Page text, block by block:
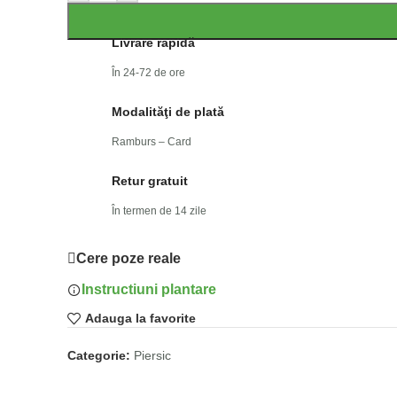
Livrare rapidă
În 24-72 de ore
Modalităţi de plată
Ramburs – Card
Retur gratuit
În termen de 14 zile
Cere poze reale
Instructiuni plantare
Adauga la favorite
Categorie: Piersic